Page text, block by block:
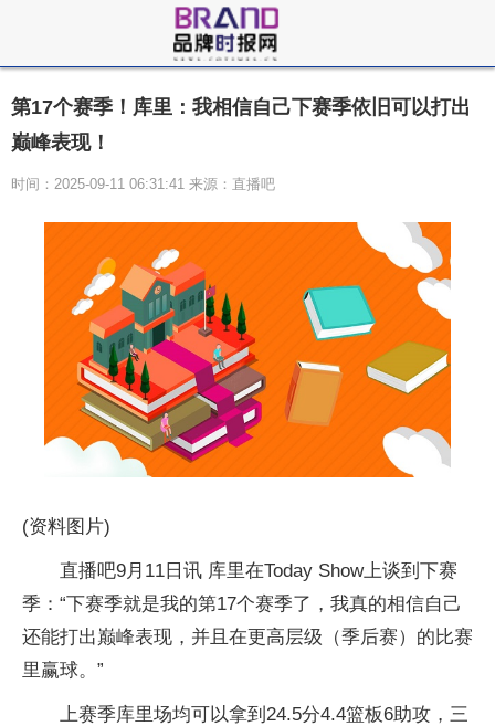
第17个赛季！库里：我相信自己下赛季依旧可以打出
巅峰表现！
时间：2025-09-11 06:31:41 来源：直播吧
(资料图片)
直播吧9月11日讯 库里在Today Show上谈到下赛
季：“下赛季就是我的第17个赛季了，我真的相信自己
还能打出巅峰表现，并且在更高层级（季后赛）的比赛
里赢球。”
上赛季库里场均可以拿到24.5分4.4篮板6助攻，三